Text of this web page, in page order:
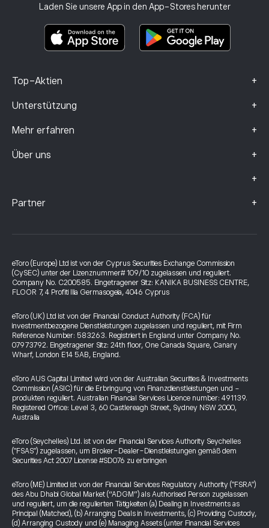
Laden Sie unsere App in den App-Stores herunter
Top-Aktien +
Unterstützung +
Mehr erfahren +
Über uns +
+
Basisinformationsblatt
Beschwerdedaten (FCA-Kunden)
Partner +
Anlageversicherung
eToro (Europe) Ltd ist von der Cyprus Securities Exchange Commission
(CySEC) unter der Lizenznummer# 109/10 zugelassen und reguliert.
Company No. C200585. Eingetragener Sitz: KANIKA BUSINESS CENTRE,
FLOOR 7, 4 Profiti Ilia Germasogeia, 4046 Cyprus
eToro (UK) Ltd ist von der Financial Conduct Authority (FCA) für
investmentbezogene Dienstleistungen zugelassen und reguliert, mit Firm
Reference Number: 583263. Registriert in England unter Company No.
07973792. Eingetragener Sitz: 24th floor, One Canada Square, Canary
Wharf, London E14 5AB, England.
eToro AUS Capital Limited wird von der Australian Securities & Investments
Commission (ASIC) für die Erbringung von Finanzdienstleistungen und -
produkten reguliert. Australian Financial Services Licence number: 491139.
Registered Office: Level 3, 60 Castlereagh Street, Sydney NSW 2000,
Australia
eToro (Seychelles) Ltd. ist von der Financial Services Authority Seychelles
("FSAS") zugelassen, um Broker-Dealer-Dienstleistungen gemäß dem
Securities Act 2007 License #SD076 zu erbringen
eToro (ME) Limited ist von der Financial Services Regulatory Authority ("FSRA")
des Abu Dhabi Global Market (“ADGM”) als Authorised Person zugelassen
und reguliert, um die regulierten Tätigkeiten (a) Dealing in Investments as
Principal (Matched), (b) Arranging Deals in Investments, (c) Providing Custody,
(d) Arranging Custody und (e) Managing Assets (unter Financial Services